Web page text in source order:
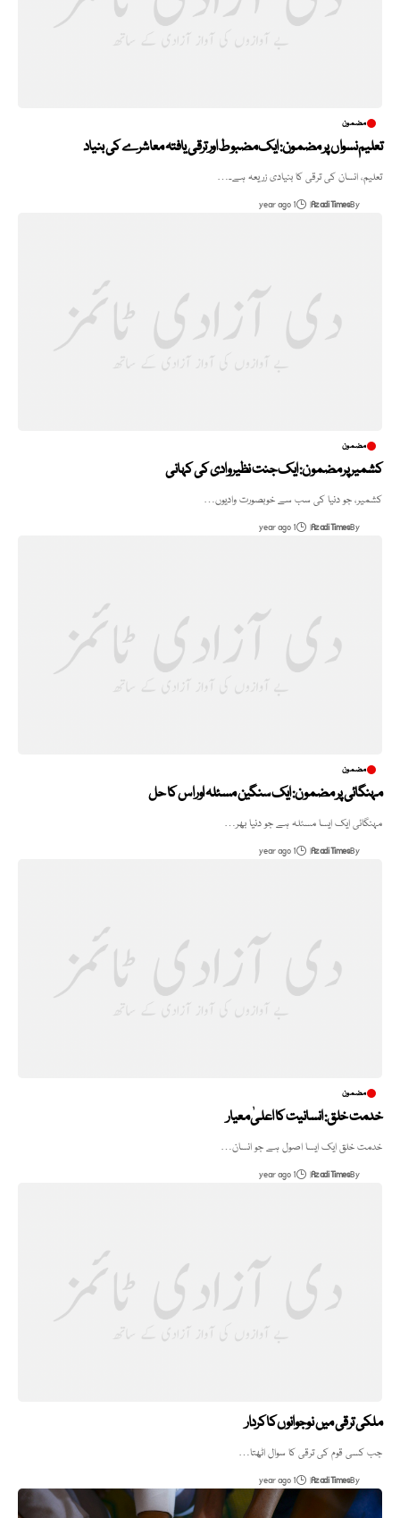
مضمون
تعلیم نسواں پر مضمون: ایک مضبوط اور ترقی یافتہ معاشرے کی بنیاد
تعلیم، انسان کی ترقی کا بنیادی زریعہ ہے۔…
By
Azadi Times
1 year ago
مضمون
کشمیر پر مضمون: ایک جنت نظیر وادی کی کہانی
کشمیر، جو دنیا کی سب سے خوبصورت وادیوں…
By
Azadi Times
1 year ago
مضمون
مہنگائی پر مضمون: ایک سنگین مسئلہ اور اس کا حل
مہنگائی ایک ایسا مسئلہ ہے جو دنیا بھر…
By
Azadi Times
1 year ago
مضمون​
خدمت خلق: انسانیت کا اعلیٰ معیار
خدمت خلق ایک ایسا اصول ہے جو انسان…
By
Azadi Times
1 year ago
ملکی ترقی میں نوجوانوں کا کردار
جب کسی قوم کی ترقی کا سوال اٹھتا…
By
Azadi Times
1 year ago